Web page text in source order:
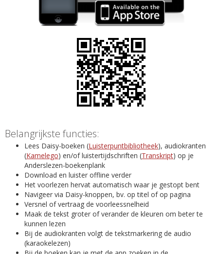
Belangrijkste functies:
Lees Daisy-boeken (Luisterpuntbibliotheek), audiokranten
(Kamelego) en/of luistertijdschriften (Transkript) op je
Anderslezen-boekenplank
Download en luister offline verder
Het voorlezen hervat automatisch waar je gestopt bent
Navigeer via Daisy-knoppen, bv. op titel of op pagina
Versnel of vertraag de voorleessnelheid
Maak de tekst groter of verander de kleuren om beter te
kunnen lezen
Bij de audiokranten volgt de tekstmarkering de audio
(karaokelezen)